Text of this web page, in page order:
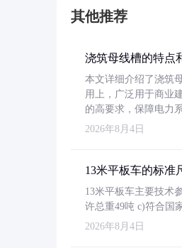
其他推荐
浇筑母线槽的特点
本文详细介绍了浇筑
用上，广泛用于商业
的高要求，保障电力
2026年8月4日
13米平板车的标准
13米平板车主要技术
许总重49吨 c)符合国
2026年8月4日